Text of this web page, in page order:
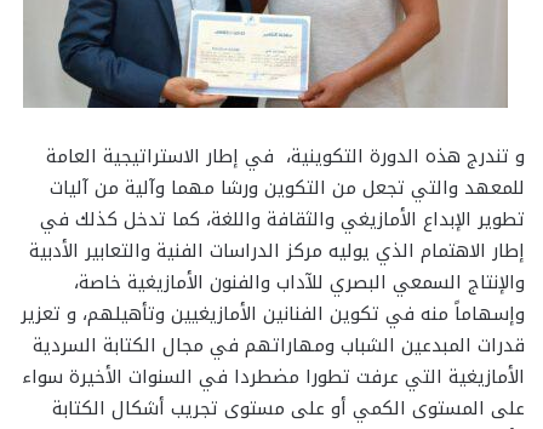
و تندرج هذه الدورة التكوينية، في إطار الاستراتيجية العامة
للمعهد والتي تجعل من التكوين ورشا مهما وآلية من آليات
تطوير الإبداع الأمازيغي والثقافة واللغة، كما تدخل كذلك في
إطار الاهتمام الذي يوليه مركز الدراسات الفنية والتعابير الأدبية
والإنتاج السمعي البصري للآداب والفنون الأمازيغية خاصة،
وإسهاماً منه في تكوين الفنانين الأمازيغيين وتأهيلهم، و تعزير
قدرات المبدعين الشباب ومهاراتهم في مجال الكتابة السردية
الأمازيغية التي عرفت تطورا مضطردا في السنوات الأخيرة سواء
على المستوى الكمي أو على مستوى تجريب أشكال الكتابة